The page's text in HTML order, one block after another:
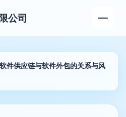
公司
软件供应链与软件外包的关系与风